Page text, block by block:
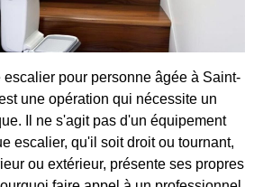
escalier pour personne âgée à Saint-
une opération qui nécessite un
Il ne s'agit pas d'un équipement
escalier, qu'il soit droit ou tournant,
ou extérieur, présente ses propres